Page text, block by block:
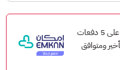
وقسّمها على 5 دفعات
ومتوافق